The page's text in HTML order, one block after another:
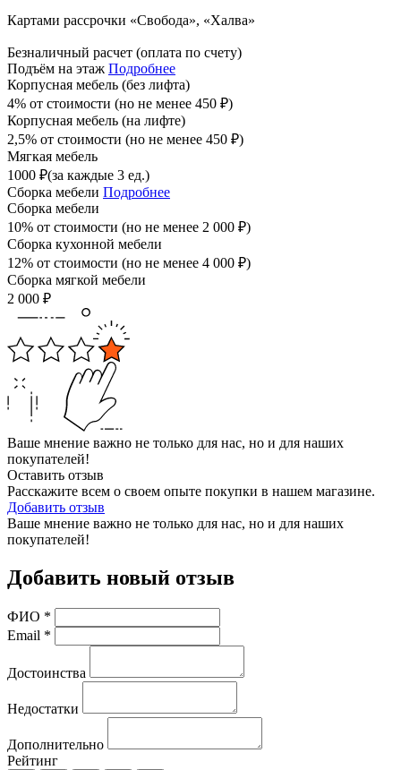
Картами рассрочки «Свобода», «Халва»
Безналичный расчет (оплата по счету)
Подъём на этаж Подробнее
Корпусная мебель (без лифта)
4% от стоимости (но не менее 450 ₽)
Корпусная мебель (на лифте)
2,5% от стоимости (но не менее 450 ₽)
Мягкая мебель
1000 ₽(за каждые 3 ед.)
Сборка мебели Подробнее
Сборка мебели
10% от стоимости (но не менее 2 000 ₽)
Сборка кухонной мебели
12% от стоимости (но не менее 4 000 ₽)
Сборка мягкой мебели
2 000 ₽
Ваше мнение важно не только для нас, но и для наших
покупателей!
Оставить отзыв
Расскажите всем о своем опыте покупки в нашем магазине.
Добавить отзыв
Ваше мнение важно не только для нас, но и для наших
покупателей!
Добавить новый отзыв
ФИО *
Email *
Достоинства
Недостатки
Дополнительно
Рейтинг